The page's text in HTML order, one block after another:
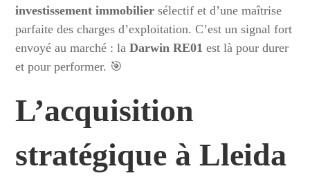
investissement immobilier sélectif et d’une maîtrise
parfaite des charges d’exploitation. C’est un signal fort
envoyé au marché : laDarwin RE01 est là pour durer
et pour performer. 🎯
L’acquisition
stratégique à Lleida